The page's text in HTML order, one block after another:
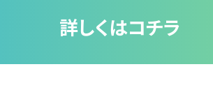
詳しくはコチラ